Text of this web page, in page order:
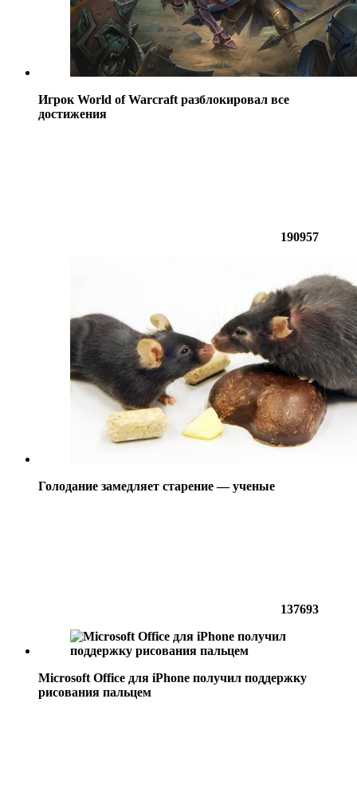
Игрок World of Warcraft разблокировал все
достижения
190957
Голодание замедляет старение — ученые
137693
Microsoft Office для iPhone получил поддержку
рисования пальцем